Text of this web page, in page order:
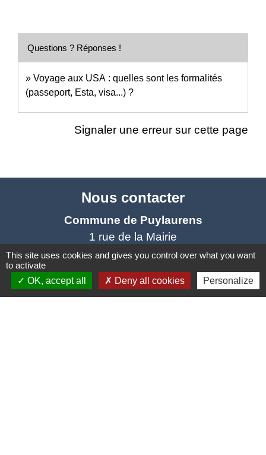
Questions ? Réponses !
Voyage aux USA : quelles sont les formalités
(passeport, Esta, visa...) ?
Signaler une erreur sur cette page
Nous contacter
Commune de Puylaurens
1 rue de la Mairie
81700 Puylaurens - FRANCE
+33 5 63 75 00 18
Contact par formulaire
This site uses cookies and gives you control over what you want
to activate
OK, accept all
Deny all cookies Personalize